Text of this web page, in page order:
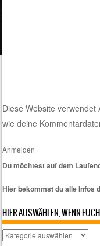
Diese Website
wie deine
Anmelden
Du möchtest auf dem
Hier bekommst du alle Infos
HIER AUSWÄHLEN, WENN
Hier